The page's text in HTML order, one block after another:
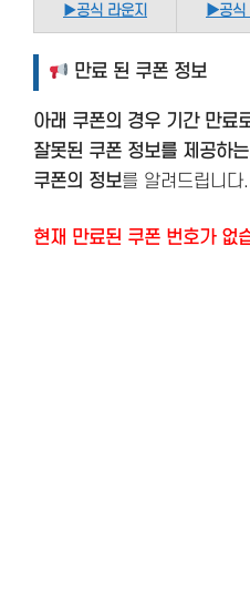
▶공식 라운지 ▶공식
만료 된 쿠폰 정보
아래 쿠폰의 경우 기간 만료
잘못된 쿠폰 정보를 제공하
쿠폰의 정보를 알려드립니다.
현재 만료된 쿠폰 번호가 없